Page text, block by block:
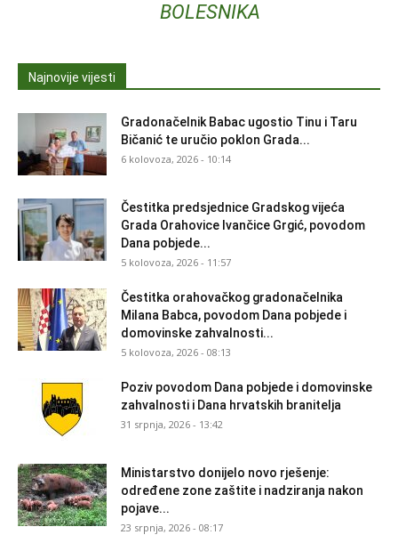
BOLESNIKA
Najnovije vijesti
Gradonačelnik Babac ugostio Tinu i Taru
Bičanić te uručio poklon Grada...
6 kolovoza, 2026 - 10:14
Čestitka predsjednice Gradskog vijeća
Grada Orahovice Ivančice Grgić, povodom
Dana pobjede...
5 kolovoza, 2026 - 11:57
Čestitka orahovačkog gradonačelnika
Milana Babca, povodom Dana pobjede i
domovinske zahvalnosti...
5 kolovoza, 2026 - 08:13
Poziv povodom Dana pobjede i domovinske
zahvalnosti i Dana hrvatskih branitelja
31 srpnja, 2026 - 13:42
Ministarstvo donijelo novo rješenje:
određene zone zaštite i nadziranja nakon
pojave...
23 srpnja, 2026 - 08:17